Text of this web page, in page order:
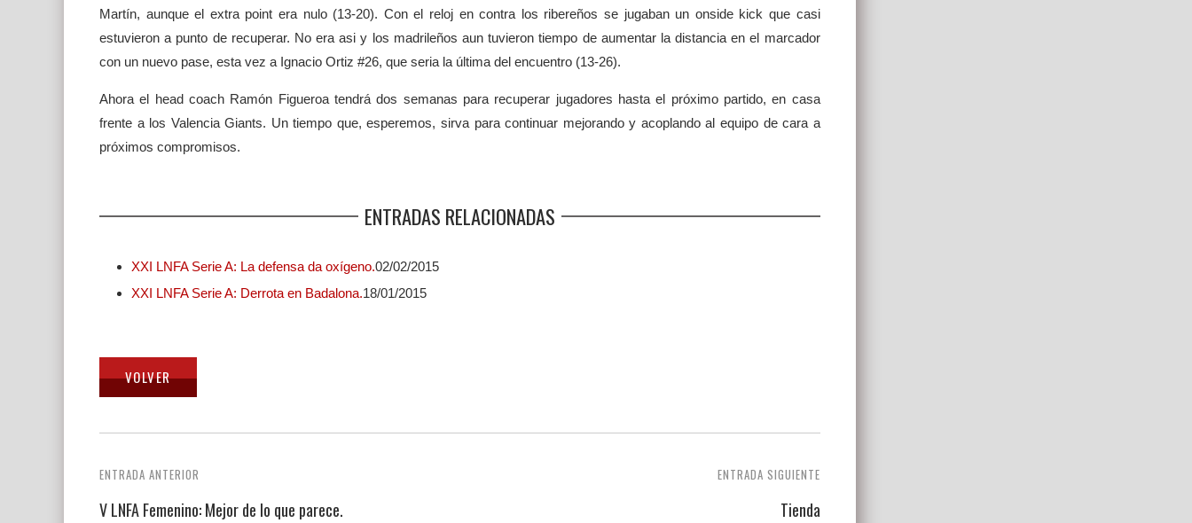
Martín, aunque el extra point era nulo (13-20). Con el reloj en contra los ribereños se jugaban un onside kick que casi
estuvieron a punto de recuperar. No era asi y los madrileños aun tuvieron tiempo de aumentar la distancia en el marcador
con un nuevo pase, esta vez a Ignacio Ortiz #26, que seria la última del encuentro (13-26).
Ahora el head coach Ramón Figueroa tendrá dos semanas para recuperar jugadores hasta el próximo partido, en casa
frente a los Valencia Giants. Un tiempo que, esperemos, sirva para continuar mejorando y acoplando al equipo de cara a
próximos compromisos.
ENTRADAS RELACIONADAS
XXI LNFA Serie A: La defensa da oxígeno.02/02/2015
XXI LNFA Serie A: Derrota en Badalona.18/01/2015
de
ENTRADA ANTERIOR
V LNFA Femenino: Mejor de lo que parece.
ENTRADA SIGUIENTE
Tienda